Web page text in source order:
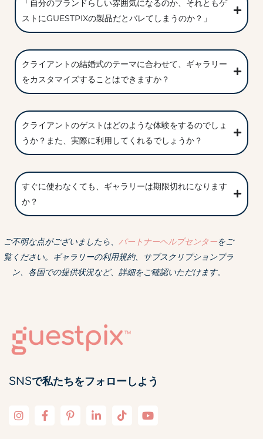
「自分のブランドらしい雰囲気になるのか、それともゲ
ストにGUESTPIXの製品だとバレてしまうのか？」
クライアントの結婚式のテーマに合わせて、ギャラリー
をカスタマイズすることはできますか？
クライアントのゲストはどのような体験をするのでしょ
うか？また、実際に利用してくれるでしょうか？
すぐに使わなくても、ギャラリーは期限切れになります
か？
ご不明な点がございましたら、 パートナーヘルプセンターをご
覧ください。ギャラリーの利用規約、サブスクリプションプラ
ン、各国での提供状況など、詳細をご確認いただけます。
SNSで私たちをフォローしよう